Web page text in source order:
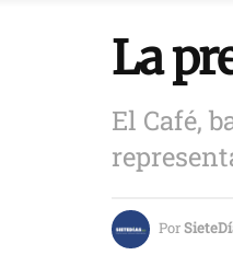
La
El Café,
Por